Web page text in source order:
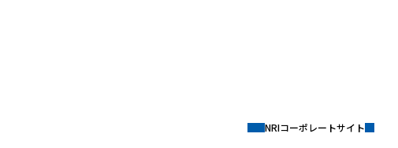
NRIコーポレートサイト